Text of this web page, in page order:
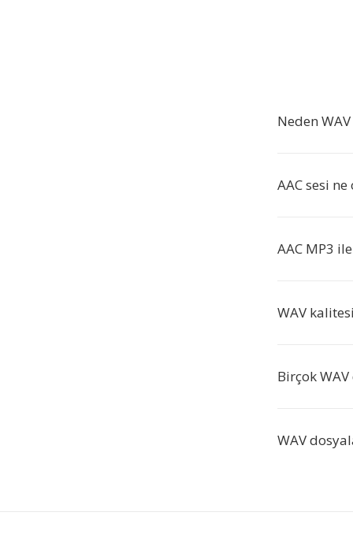
Neden
AAC sesi ne
AAC MP3 ile
WAV
Birçok
WAV